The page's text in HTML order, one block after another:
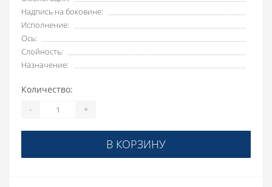
Надпись на боковине:
Исполнение:
Ось:
Слойность:
Назначение:
Количество:
- +
В КОРЗИНУ